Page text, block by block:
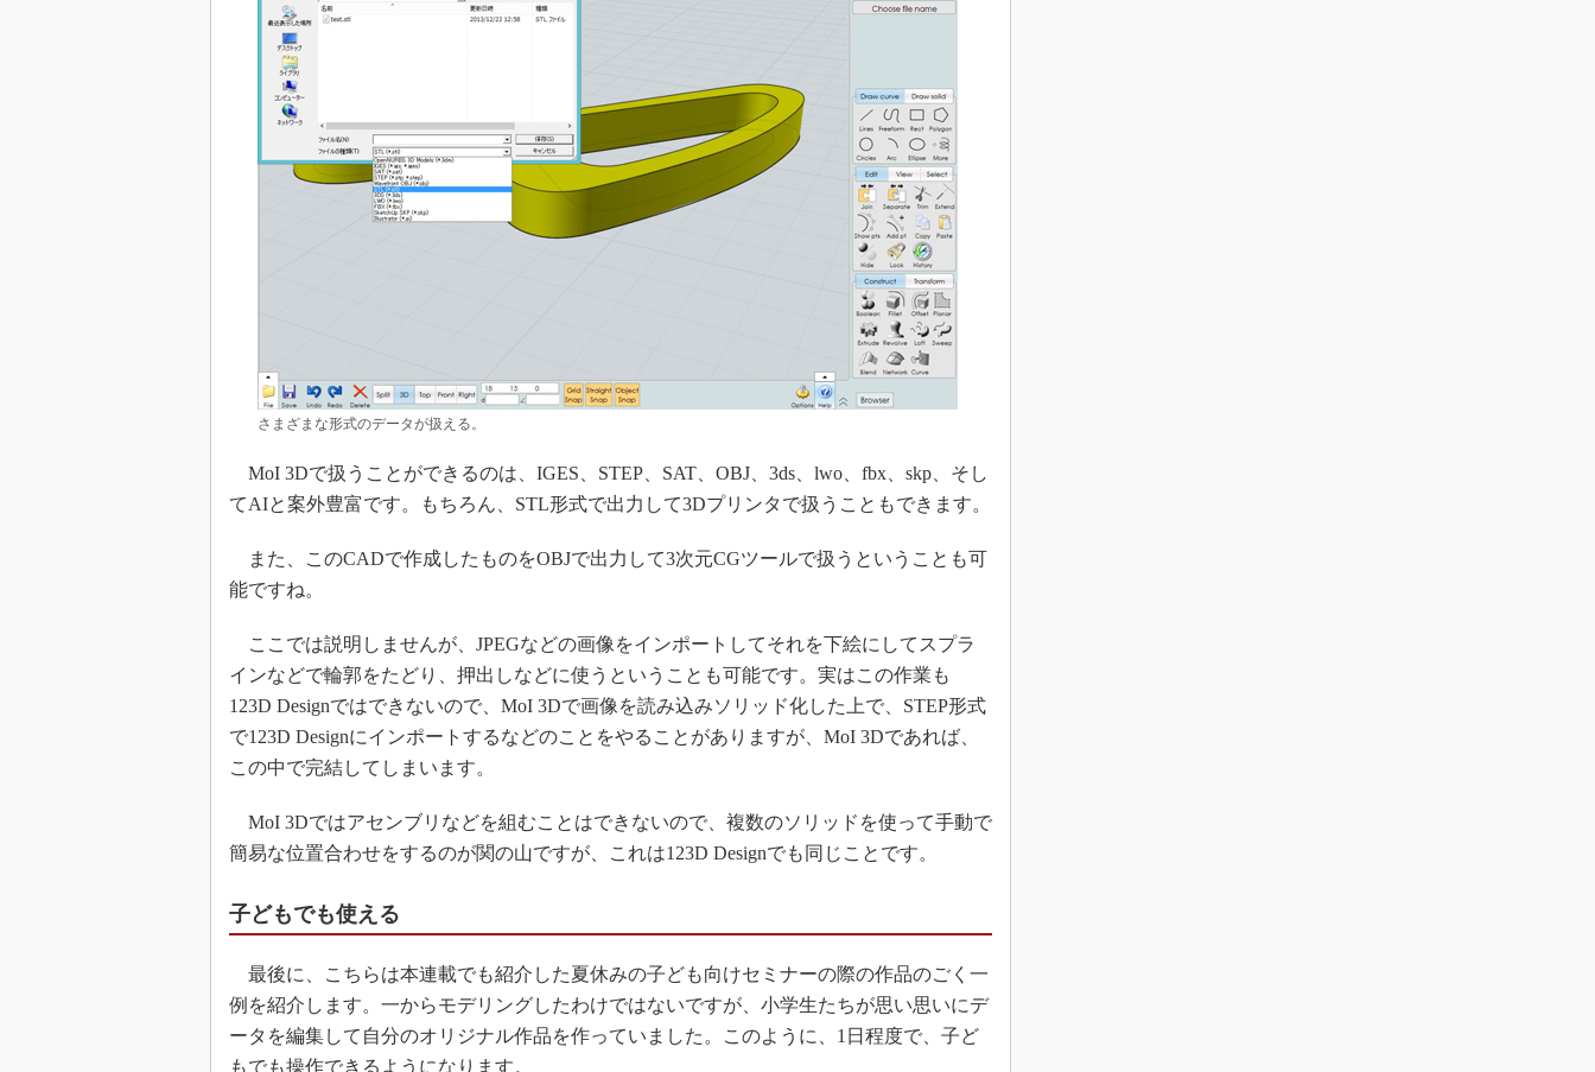
さまざまな形式のデータが扱える。
MoI 3Dで扱うことができるのは、IGES、STEP、SAT、OBJ、3ds、lwo、fbx、skp、そし
てAIと案外豊富です。もちろん、STL形式で出力して3Dプリンタで扱うこともできます。
また、このCADで作成したものをOBJで出力して3次元CGツールで扱うということも可
能ですね。
ここでは説明しませんが、JPEGなどの画像をインポートしてそれを下絵にしてスプラ
インなどで輪郭をたどり、押出しなどに使うということも可能です。実はこの作業も
123D Designではできないので、MoI 3Dで画像を読み込みソリッド化した上で、STEP形式
で123D Designにインポートするなどのことをやることがありますが、MoI 3Dであれば、
この中で完結してしまいます。
MoI 3Dではアセンブリなどを組むことはできないので、複数のソリッドを使って手動で
簡易な位置合わせをするのが関の山ですが、これは123D Designでも同じことです。
子どもでも使える
最後に、こちらは本連載でも紹介した夏休みの子ども向けセミナーの際の作品のごく一
例を紹介します。一からモデリングしたわけではないですが、小学生たちが思い思いにデ
ータを編集して自分のオリジナル作品を作っていました。このように、1日程度で、子ど
もでも操作できるようになります。